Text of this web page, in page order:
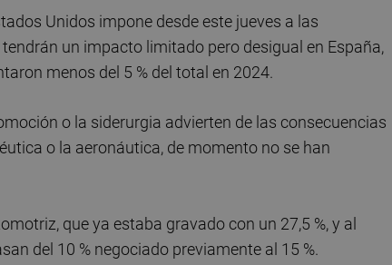
Unidos impone desde este jueves a las
un impacto limitado pero desigual en España,
menos del 5 % del total en 2024.
o la siderurgia advierten de las consecuencias
o la aeronáutica, de momento no se han
que ya estaba gravado con un 27,5 %, y al
del 10 % negociado previamente al 15 %.